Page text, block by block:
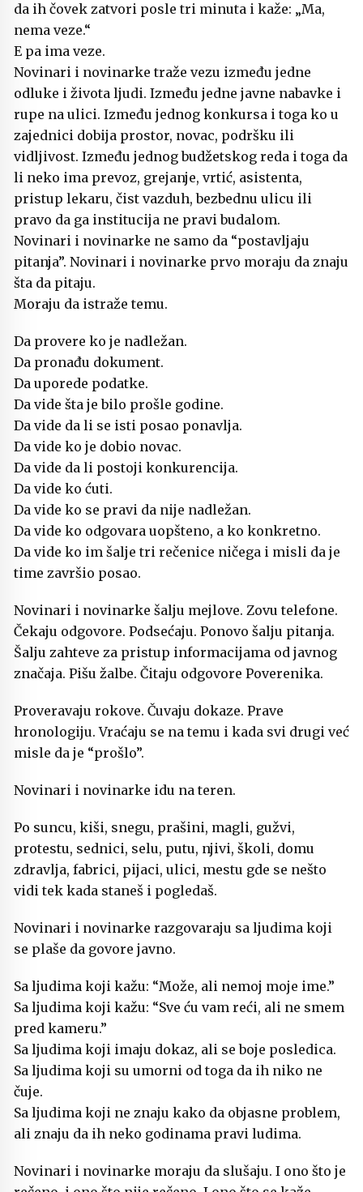
da ih čovek zatvori posle tri minuta i kaže: „Ma,
nema veze.“
E pa ima veze.
Novinari i novinarke traže vezu između jedne
odluke i života ljudi. Između jedne javne nabavke i
rupe na ulici. Između jednog konkursa i toga ko u
zajednici dobija prostor, novac, podršku ili
vidljivost. Između jednog budžetskog reda i toga da
li neko ima prevoz, grejanje, vrtić, asistenta,
pristup lekaru, čist vazduh, bezbednu ulicu ili
pravo da ga institucija ne pravi budalom.
Novinari i novinarke ne samo da “postavljaju
pitanja”. Novinari i novinarke prvo moraju da znaju
šta da pitaju.
Moraju da istraže temu.
Da provere ko je nadležan.
Da pronađu dokument.
Da uporede podatke.
Da vide šta je bilo prošle godine.
Da vide da li se isti posao ponavlja.
Da vide ko je dobio novac.
Da vide da li postoji konkurencija.
Da vide ko ćuti.
Da vide ko se pravi da nije nadležan.
Da vide ko odgovara uopšteno, a ko konkretno.
Da vide ko im šalje tri rečenice ničega i misli da je
time završio posao.
Novinari i novinarke šalju mejlove. Zovu telefone.
Čekaju odgovore. Podsećaju. Ponovo šalju pitanja.
Šalju zahteve za pristup informacijama od javnog
značaja. Pišu žalbe. Čitaju odgovore Poverenika.
Proveravaju rokove. Čuvaju dokaze. Prave
hronologiju. Vraćaju se na temu i kada svi drugi već
misle da je “prošlo”.
Novinari i novinarke idu na teren.
Po suncu, kiši, snegu, prašini, magli, gužvi,
protestu, sednici, selu, putu, njivi, školi, domu
zdravlja, fabrici, pijaci, ulici, mestu gde se nešto
vidi tek kada staneš i pogledaš.
Novinari i novinarke razgovaraju sa ljudima koji
se plaše da govore javno.
Sa ljudima koji kažu: “Može, ali nemoj moje ime.”
Sa ljudima koji kažu: “Sve ću vam reći, ali ne smem
pred kameru.”
Sa ljudima koji imaju dokaz, ali se boje posledica.
Sa ljudima koji su umorni od toga da ih niko ne
čuje.
Sa ljudima koji ne znaju kako da objasne problem,
ali znaju da ih neko godinama pravi ludima.
Novinari i novinarke moraju da slušaju. I ono što je